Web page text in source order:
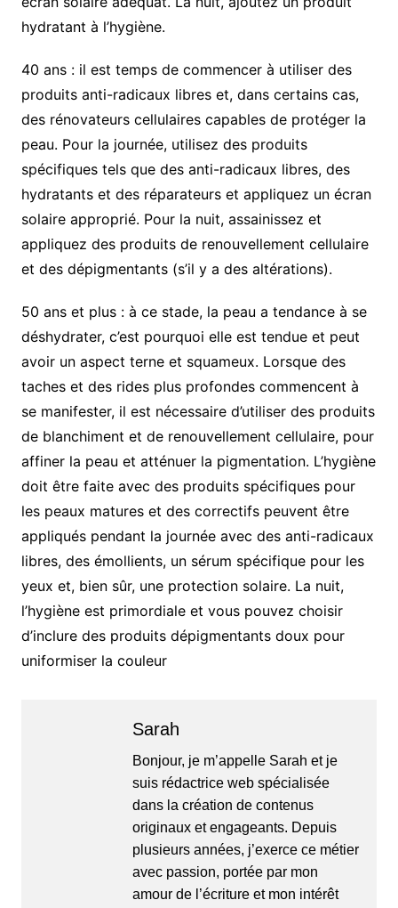
hydratant à l’hygiène.
40 ans : il est temps de commencer à utiliser des
produits anti-radicaux libres et, dans certains cas,
des rénovateurs cellulaires capables de protéger la
peau. Pour la journée, utilisez des produits
spécifiques tels que des anti-radicaux libres, des
hydratants et des réparateurs et appliquez un écran
solaire approprié. Pour la nuit, assainissez et
appliquez des produits de renouvellement cellulaire
et des dépigmentants (s’il y a des altérations).
50 ans et plus : à ce stade, la peau a tendance à se
déshydrater, c’est pourquoi elle est tendue et peut
avoir un aspect terne et squameux. Lorsque des
taches et des rides plus profondes commencent à
se manifester, il est nécessaire d’utiliser des produits
de blanchiment et de renouvellement cellulaire, pour
affiner la peau et atténuer la pigmentation. L’hygiène
doit être faite avec des produits spécifiques pour
les peaux matures et des correctifs peuvent être
appliqués pendant la journée avec des anti-radicaux
libres, des émollients, un sérum spécifique pour les
yeux et, bien sûr, une protection solaire. La nuit,
l’hygiène est primordiale et vous pouvez choisir
d’inclure des produits dépigmentants doux pour
uniformiser la couleur
Sarah
Bonjour, je m’appelle Sarah et je
suis rédactrice web spécialisée
dans la création de contenus
originaux et engageants. Depuis
plusieurs années, j’exerce ce métier
avec passion, portée par mon
amour de l’écriture et mon intérêt